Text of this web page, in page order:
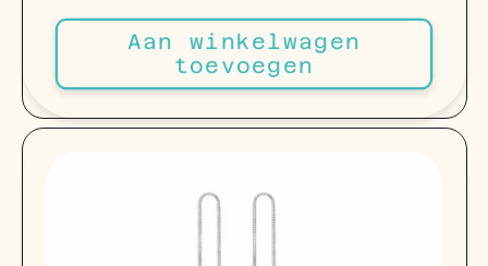
prijs
Aan winkelwagen
toevoegen